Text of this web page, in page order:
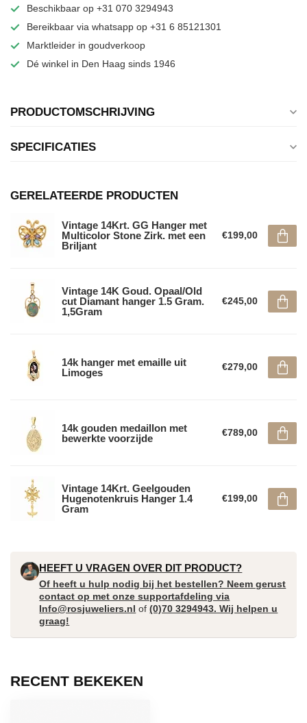
Beschikbaar op +31 070 3294943
Bereikbaar via whatsapp op +31 6 85121301
Marktleider in goudverkoop
Dé winkel in Den Haag sinds 1946
PRODUCTOMSCHRIJVING
SPECIFICATIES
GERELATEERDE PRODUCTEN
Vintage 14Krt. GG Hanger met
Multicolor Stone Zirk. met een
Briljant
€199,00
Vintage 14K Goud. Opaal/Old
cut Diamant hanger 1.5 Gram.
1,5Gram
€245,00
14k hanger met emaille uit
Limoges
€279,00
14k gouden medaillon met
bewerkte voorzijde
€789,00
Vintage 14Krt. Geelgouden
Hugenotenkruis Hanger 1.4
Gram
€199,00
HEEFT U VRAGEN OVER DIT PRODUCT?
Of heeft u hulp nodig bij het bestellen? Neem gerust
contact op met onze supportafdeling via
Info@rosjuweliers.nl of(0)70 3294943. Wij helpen u
graag!
RECENT BEKEKEN